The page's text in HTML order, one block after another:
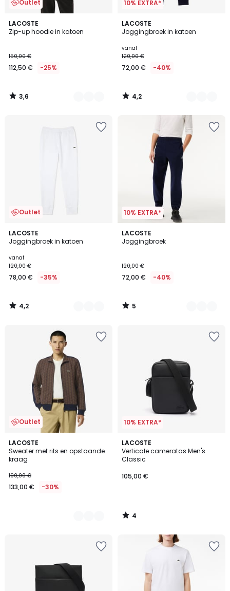
Outlet
LACOSTE
Zip-up hoodie in katoen
150,00 €
112,50 € -25%
3,6
/ 5
2
Kleuren
3,6
/
10% EXTRA*
LACOSTE
Joggingbroek in katoen
vanaf
120,00 €
72,00 € -40%
4,2
/ 5
6
Kleuren
4,2
/
Outlet
LACOSTE
Joggingbroek in katoen
vanaf
120,00 €
78,00 € -35%
4,2
/ 5
3
Kleuren
4,2
/
10% EXTRA*
LACOSTE
Joggingbroek
120,00 €
72,00 € -40%
5
/
4
Kleuren
5
/
Outlet
LACOSTE
Sweater met rits en opstaande
kraag
190,00 €
133,00 € -30%
2
Kleuren
10% EXTRA*
LACOSTE
Verticale cameratas Men's
Classic
105,00 €
4
/
5
4
/